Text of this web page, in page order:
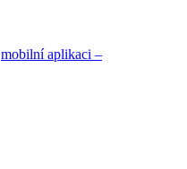
mobilní aplikaci –